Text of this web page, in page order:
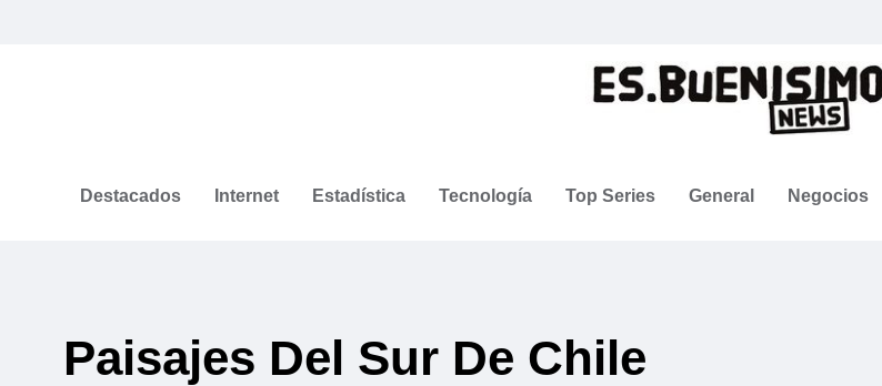
Destacados Internet Estadística Tecnología Top Series General Negocios
Paisajes Del Sur De Chile